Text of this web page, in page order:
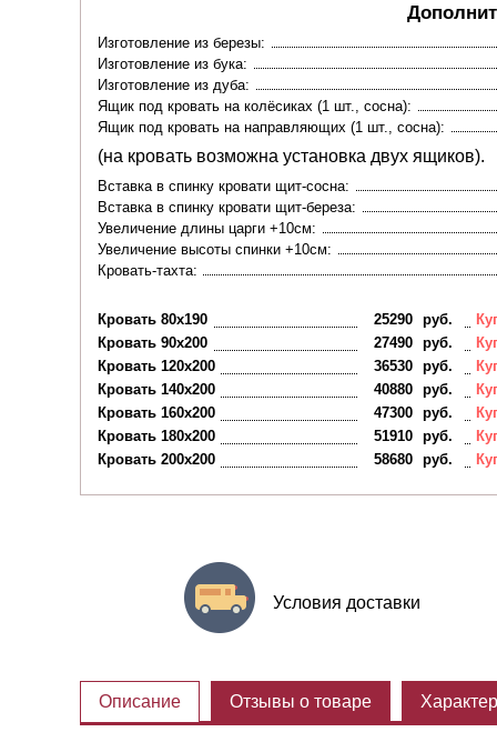
Изготовление из березы:
Изготовление из бука:
Изготовление из дуба:
Ящик под кровать на колёсиках (1 шт., сосна):
Ящик под кровать на направляющих (1 шт., сосна):
(на кровать возможна установка двух ящиков).
Вставка в спинку кровати щит-сосна:
Вставка в спинку кровати щит-береза:
Увеличение длины царги +10см:
Увеличение высоты спинки +10см:
Кровать-тахта:
Кровать 80х190 25290 руб.
Кровать 90х200
27490 руб.
Кровать 120х200
36530 руб.
Кровать 140х200
40880 руб.
Кровать 160х200
47300 руб.
Кровать 180х200
51910 руб.
Кровать 200х200
58680 руб.
Условия доставки
Описание Отзывы о товаре